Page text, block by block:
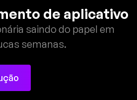
de aplicativo
saindo do papel em
semanas.